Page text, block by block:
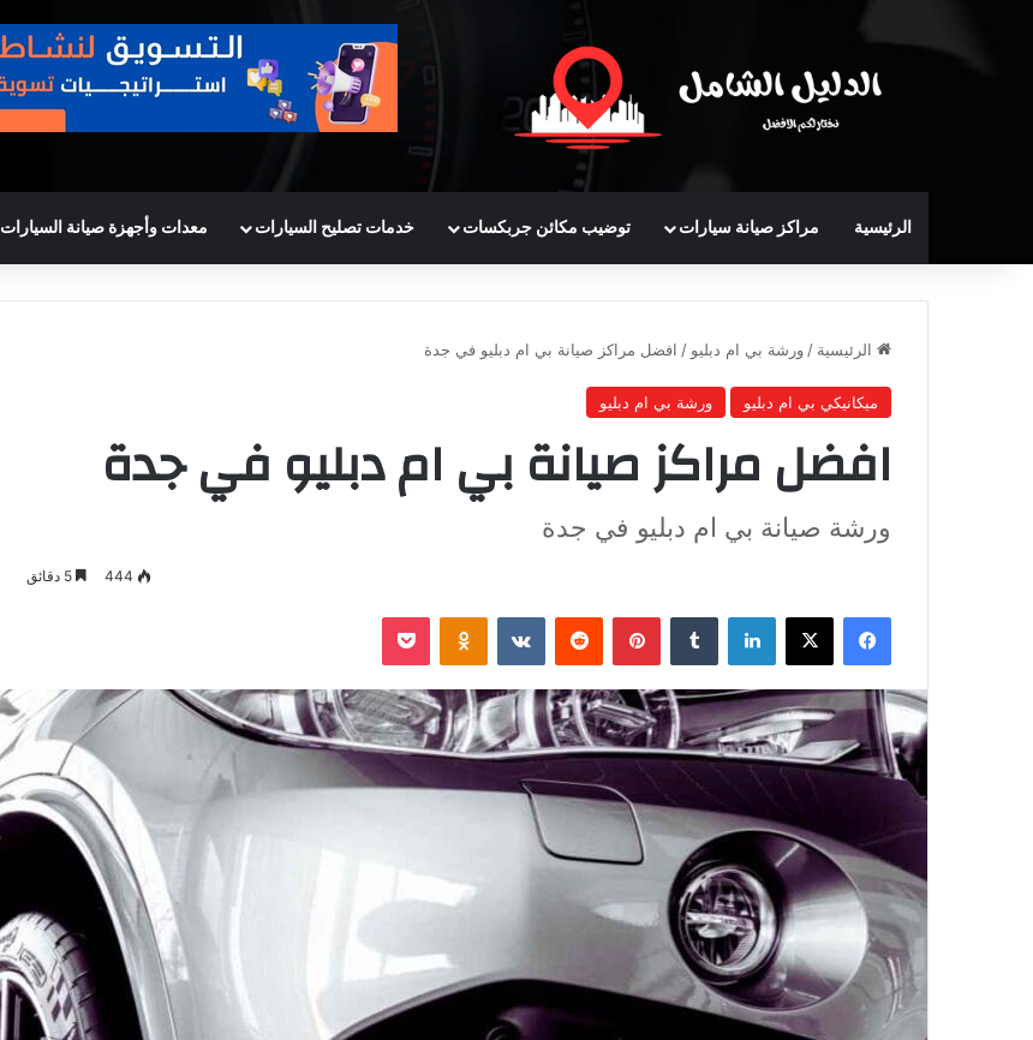
الرئيسية مراكز صيانة سيارات توضيب مكائن جربكسات خدمات تصليح السيارات معدات وأجهزة صيانة السيارات
الرئيسية /ورشة بي ام دبليو / افضل مراكز صيانة بي ام دبليو في جدة
ميكانيكي بي ام دبليو ورشة بي ام دبليو
افضل مراكز صيانة بي ام دبليو في جدة
ورشة صيانة بي ام دبليو في جدة
444
فيسبوك لينكدإن بينتيريست